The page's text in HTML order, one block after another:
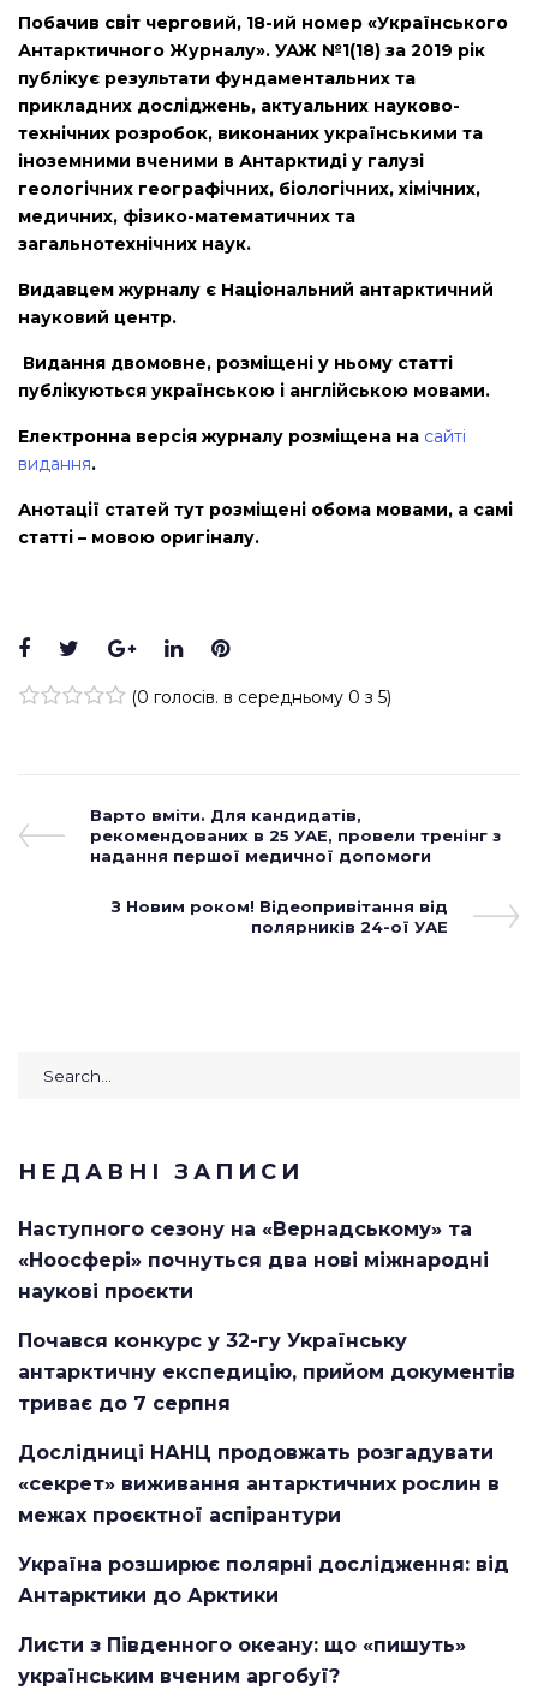
Побачив світ черговий, 18-ий номер «Українського
Антарктичного Журналу». УАЖ №1(18) за 2019 рік
публікує результати фундаментальних та
прикладних досліджень, актуальних науково-
технічних розробок, виконаних українськими та
іноземними вченими в Антарктиді у галузі
геологічних географічних, біологічних, хімічних,
медичних, фізико-математичних та
загальнотехнічних наук.
Видавцем журналу є Національний антарктичний
науковий центр.
Видання двомовне, розміщені у ньому статті
публікуються українською і англійською мовами.
Електронна версія журналу розміщена на сайті
видання.
Анотації статей тут розміщені обома мовами, а самі
статті – мовою оригіналу.
Facebook
TwitterGoogle+
LinkedInPinterest
(0 голосів. в середньому 0 з 5)
Навігація
записів
Previous
Post
Варто вміти. Для кандидатів,
рекомендованих в 25 УАЕ, провели тренінг з
надання першої медичної допомоги
Next
З Новим роком! Відеопривітання від
полярників 24-ої УАЕ
НЕДАВНІ ЗАПИСИ
Наступного сезону на «Вернадському» та
«Ноосфері» почнуться два нові міжнародні
наукові проєкти
Почався конкурс у 32-гу Українську
антарктичну експедицію, прийом документів
триває до 7 серпня
Дослідниці НАНЦ продовжать розгадувати
«секрет» виживання антарктичних рослин в
межах проєктної аспірантури
Україна розширює полярні дослідження: від
Антарктики до Арктики
Листи з Південного океану: що «пишуть»
українським вченим аргобуї?